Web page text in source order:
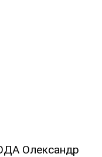
Олександр